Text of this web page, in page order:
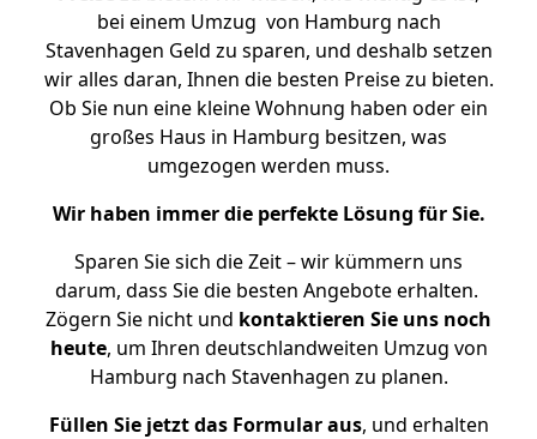
bei einem Umzug von Hamburg nach
Stavenhagen Geld zu sparen, und deshalb setzen
wir alles daran, Ihnen die besten Preise zu bieten.
Ob Sie nun eine kleine Wohnung haben oder ein
großes Haus in Hamburg besitzen, was
umgezogen werden muss.
Wir haben immer die perfekte Lösung für Sie.
Sparen Sie sich die Zeit – wir kümmern uns
darum, dass Sie die besten Angebote erhalten.
Zögern Sie nicht und kontaktieren Sie uns noch
heute, um Ihren deutschlandweiten Umzug von
Hamburg nach Stavenhagen zu planen.
Füllen Sie jetzt das Formular aus, und erhalten